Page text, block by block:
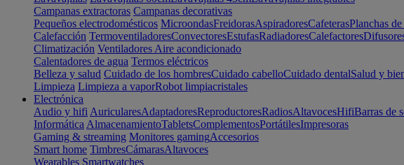
Campanas extractoras Campanas decorativas
Pequeños electrodomésticos MicroondasFreidorasAspiradoresCafeterasPlanchas de
Calefacción TermoventiladoresConvectoresEstufasRadiadoresCalefactores
Climatización Ventiladores Aire acondicionado
Calentadores de agua Termos eléctricos
Belleza y salud Cuidado de los hombresCuidado cabelloCuidado dentalSalud y
Limpieza Limpieza a vaporRobot limpiacristales
Electrónica
Audio y hifi AuricularesAdaptadoresReproductoresRadiosAltavocesHifiBarras de
Informática AlmacenamientoTabletsComplementosPortátilesImpresoras
Gaming & streaming Monitores gamingAccesorios
Smart home TimbresCámarasAltavoces
Wearables Smartwatches